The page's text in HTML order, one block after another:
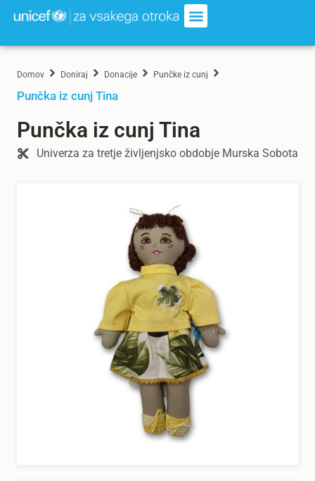
Domov Doniraj Donacije Punčke iz cunj
Punčka iz cunj Tina
Punčka iz cunj Tina
Univerza za tretje življenjsko obdobje Murska Sobota